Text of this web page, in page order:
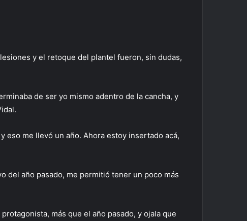
y el retoque del plantel fueron, sin dudas,
de ser yo mismo adentro de la cancha, y
eso me llevó un año. Ahora estoy insertado acá,
del año pasado, me permitió tener un poco más
más que el año pasado, y ojala que